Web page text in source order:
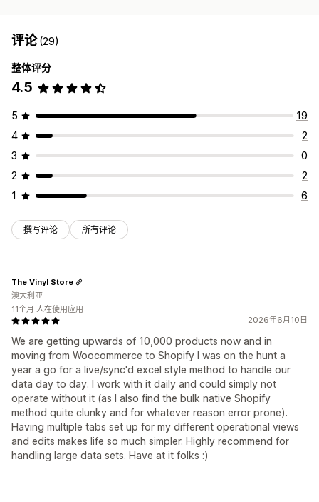
评论(29)
整体评分
4.5
5
19
4
2
3
0
2
2
1
6
撰写评论 所有评论
2026年6月10日
We are getting upwards of 10,000 products now and in
moving from Woocommerce to Shopify I was on the hunt a
year a go for a live/sync'd excel style method to handle our
data day to day. I work with it daily and could simply not
operate without it (as I also find the bulk native Shopify
method quite clunky and for whatever reason error prone).
Having multiple tabs set up for my different operational views
and edits makes life so much simpler. Highly recommend for
handling large data sets. Have at it folks :)
The Vinyl Store
澳大利亚
11个月 人在使用应用